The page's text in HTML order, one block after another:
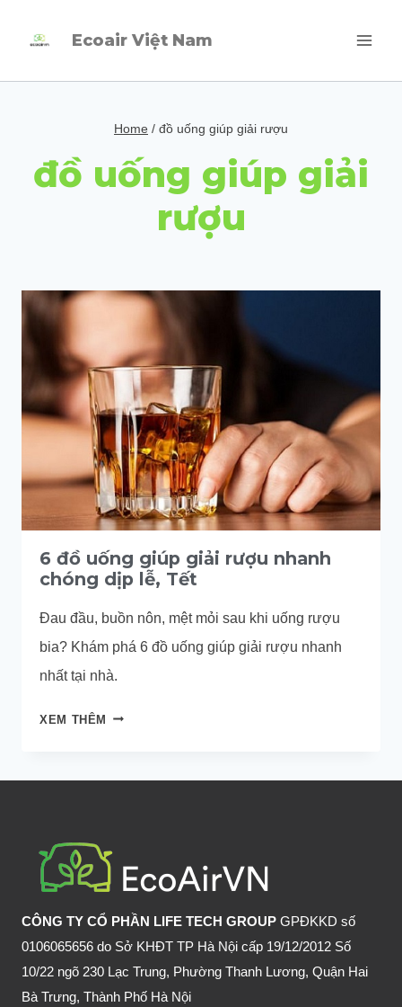
Ecoair Việt Nam
Home / đồ uống giúp giải rượu
đồ uống giúp giải
rượu
6 đồ uống giúp giải rượu nhanh
chóng dịp lễ, Tết
Đau đầu, buồn nôn, mệt mỏi sau khi uống rượu
bia? Khám phá 6 đồ uống giúp giải rượu nhanh
nhất tại nhà.
XEM THÊM
GIÚP
NHANH
CHÓNG
DỊP
LỄ,
TẾT
CÔNG TY CỔ PHẦN LIFE TECH GROUP GPĐKKD số
0106065656 do Sở KHĐT TP Hà Nội cấp 19/12/2012 Số
10/22 ngõ 230 Lạc Trung, Phường Thanh Lương, Quận Hai
Bà Trưng, Thành Phố Hà Nội